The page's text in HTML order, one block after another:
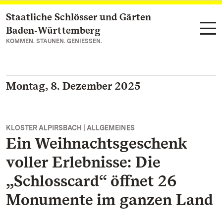
Zum Hauptinhalt springen
Staatliche Schlösser und Gärten
Baden‑Württemberg
KOMMEN. STAUNEN. GENIESSEN.
Montag, 8. Dezember 2025
KLOSTER ALPIRSBACH | ALLGEMEINES
Ein Weihnachtsgeschenk
voller Erlebnisse: Die
„Schlosscard“ öffnet 26
Monumente im ganzen Land